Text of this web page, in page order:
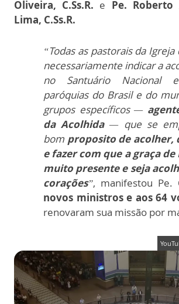
Oliveira, C.Ss.R. e Pe. Roberto
Lima, C.Ss.R.
“Todas as pastorais da
necessariamente indicar a
no Santuário Nacional
paróquias do Brasil e do
grupos específicos —
da Acolhida— que se
bom proposito de acolher,
e fazer com que a graça
muito presente e seja
corações”, manifestou Pe.
novos ministros e aos 64
renovaram sua missão por